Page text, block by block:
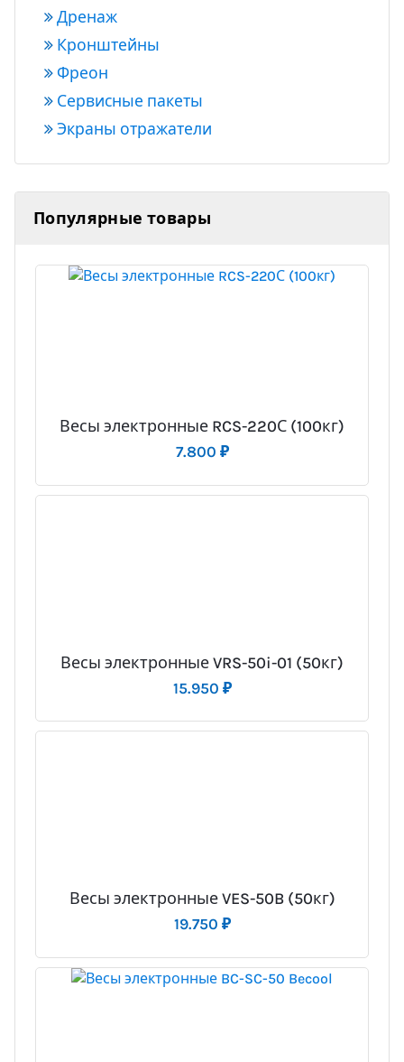
Дренаж
Кронштейны
Фреон
Сервисные пакеты
Экраны отражатели
Популярные товары
Весы электронные RCS-220С (100кг)
7.800 ₽
Весы электронные VRS-50i-01 (50кг)
15.950 ₽
Весы электронные VES-50B (50кг)
19.750 ₽